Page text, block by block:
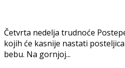
Četvrta nedelja trudnoće
kojih će kasnije nastati
bebu. Na gornjoj...